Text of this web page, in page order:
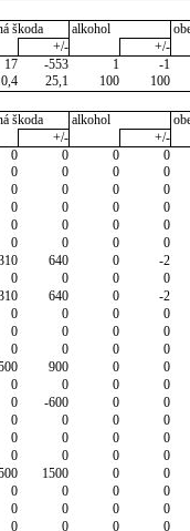
škoda alkohol
+/- +/-
17 -553 1 -1
0,4 25,1 100 100
škoda alkohol
+/- +/-
0 0 0 0
0 0 0 0
0 0 0 0
0 0 0 0
0 0 0 0
0 0 0 0
640 0 -2
0 0 0 0
640 0 -2
0 0 0 0
0 0 0 0
0 0 0 0
900 0 0
0 0 0 0
0 -600 0 0
0 0 0 0
0 0 0 0
0 0 0 0
1500 0 0
0 0 0 0
0 0 0 0
0 0 0 0